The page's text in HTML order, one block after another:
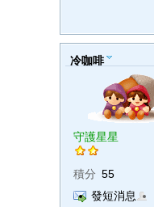
冷咖啡
守護星星
積分 55
發短消息